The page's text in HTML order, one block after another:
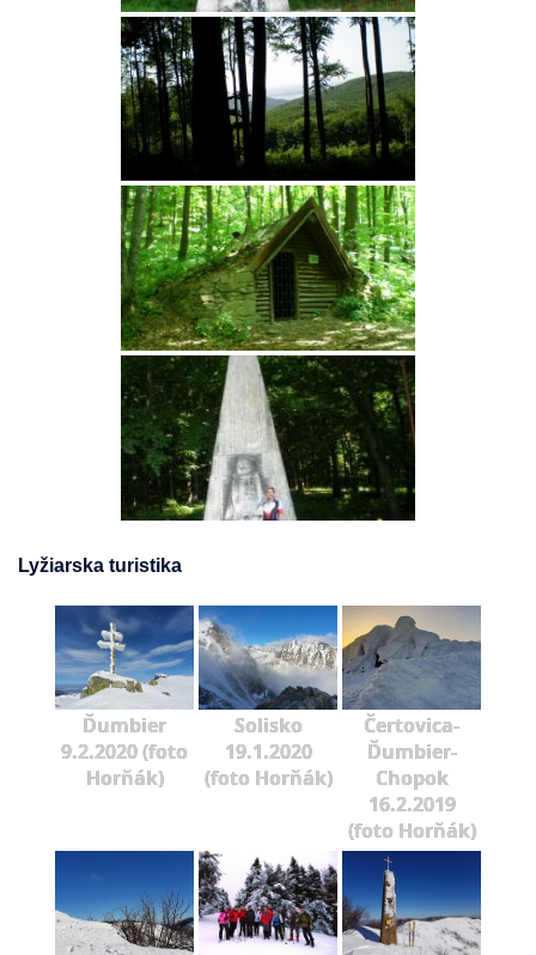
Lyžiarska turistika
Ďumbier
9.2.2020 (foto
Horňák)
Solisko
19.1.2020
(foto Horňák)
Čertovica-
Ďumbier-
Chopok
16.2.2019
(foto Horňák)